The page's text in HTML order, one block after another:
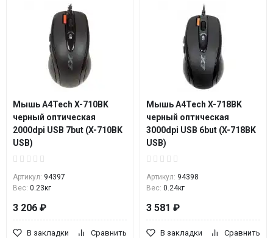
Мышь A4Tech X-710BK
черный оптическая
2000dpi USB 7but (X-710BK
USB)
Артикул: 94397
Вес: 0.23кг
3 206 ₽
В закладки Сравнить
Мышь A4Tech X-718BK
черный оптическая
3000dpi USB 6but (X-718BK
USB)
Артикул: 94398
Вес: 0.24кг
3 581 ₽
В закладки Сравнить